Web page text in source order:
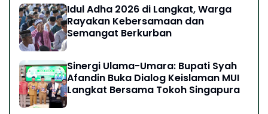
Idul Adha 2026 di Langkat, Warga
Rayakan Kebersamaan dan
Semangat Berkurban
Sinergi Ulama-Umara: Bupati Syah
Afandin Buka Dialog Keislaman MUI
Langkat Bersama Tokoh Singapura